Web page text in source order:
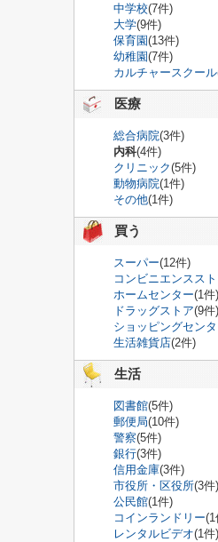
中学校(7件)
大学(9件)
保育園(13件)
幼稚園(7件)
カルチャースクール
医療
総合病院(3件)
内科(4件)
クリニック(5件)
動物病院(1件)
その他(1件)
買う
スーパー(12件)
コンビニエンスス
ホームセンター(1件)
ドラッグストア(9件)
ショッピングセン
生活雑貨店(2件)
生活
図書館(5件)
郵便局(10件)
警察(5件)
銀行(3件)
信用金庫(3件)
市役所・区役所(3件)
公民館(1件)
コインランドリー(1
レンタルビデオ(1件)